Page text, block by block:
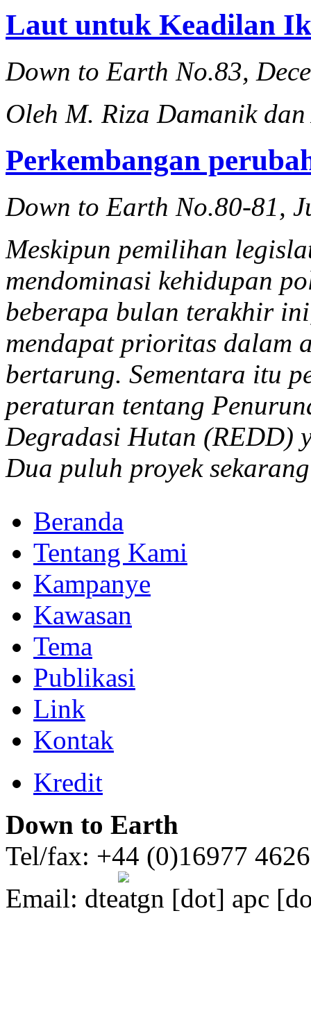
Laut untuk Keadilan
Down to Earth No.83,
Oleh M. Riza Damanik
Perkembangan
Down to Earth No.80-81,
Meskipun pemilihan
mendominasi kehidupan
beberapa bulan terakhir
mendapat prioritas dalam
bertarung. Sementara itu
peraturan tentang
Degradasi Hutan (REDD)
Dua puluh proyek
Beranda
Tentang Kami
Kampanye
Kawasan
Tema
Publikasi
Link
Kontak
Kredit
Down to Earth
Tel/fax: +44 (0)16977
Email: dte gn [dot] apc